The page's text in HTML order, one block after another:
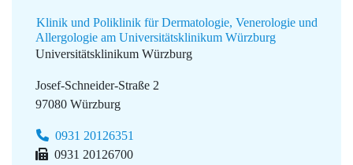
Klinik und Poliklinik für Dermatologie, Venerologie und
Allergologie am Universitätsklinikum Würzburg
Universitätsklinikum Würzburg
Josef-Schneider-Straße 2
97080 Würzburg
0931 20126351
0931 20126700